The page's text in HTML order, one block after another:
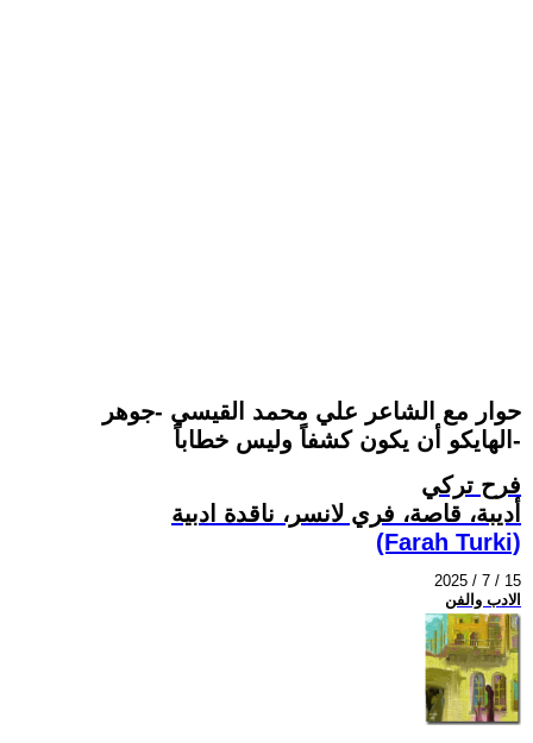
حوار مع الشاعر علي محمد القيسي -جوهر
الهايكو أن يكون كشفاً وليس خطاباً-
فرح تركي
أديبة، قاصة، فري لانسر، ناقدة ادبية
(Farah Turki)
2025 / 7 / 15
الادب والفن